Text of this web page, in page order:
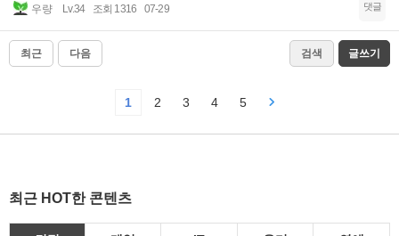
우량 Lv.34 조회 1316 07-29 댓글
최근 다음 검색 글쓰기
1 2 3 4 5
최근 HOT한 콘텐츠